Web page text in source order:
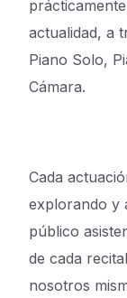
actualidad, a
Piano Solo,
Cámara.
Cada
explorando y
público
de cada
nosotros